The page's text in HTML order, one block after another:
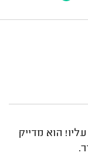
הוא מדייק